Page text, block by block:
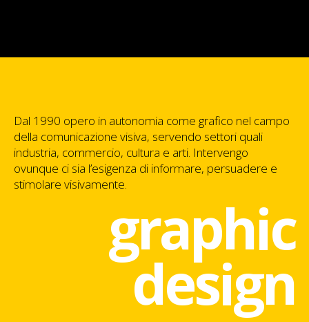
Dal 1990 opero in autonomia come grafico nel campo
della comunicazione visiva, servendo settori quali
industria, commercio, cultura e arti. Intervengo
ovunque ci sia l’esigenza di informare, persuadere e
stimolare visivamente.
graphic
design